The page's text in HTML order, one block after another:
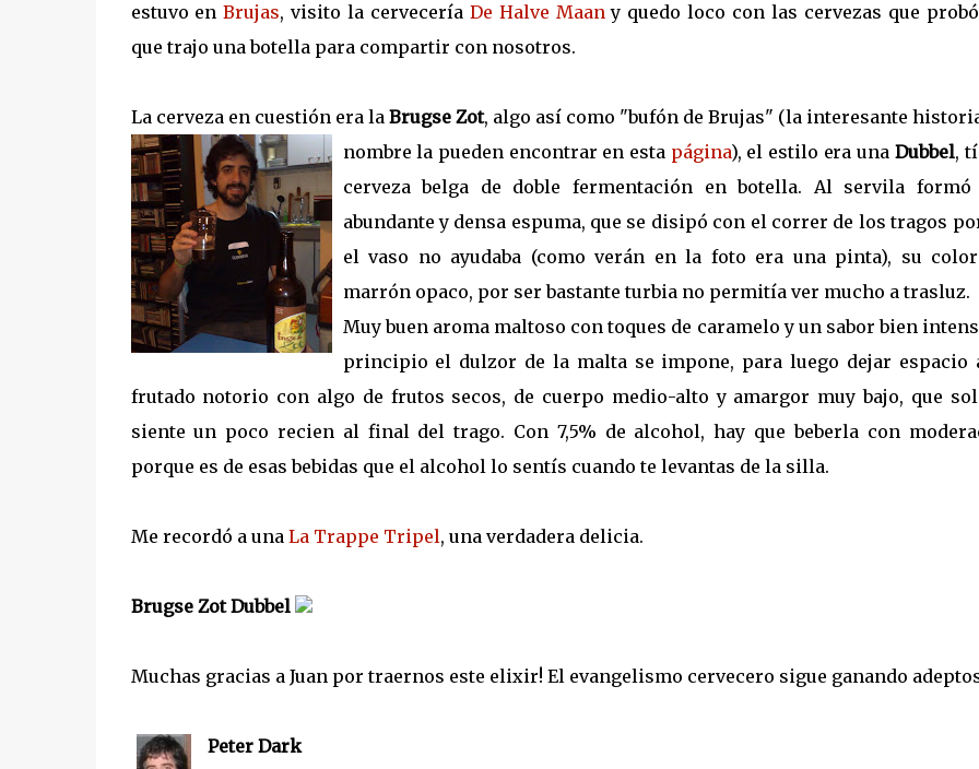
estuvo enBrujas, visito la cervecería De Halve Maany quedo loco con las cervezas que
que trajo una botella para compartir con nosotros.
La cerveza en cuestión era la Brugse Zot, algo así como "bufón de Brujas" (la interesante
nombre la pueden encontrar en esta página), el estilo era una Dubbel,
cerveza belga de doble fermentación en botella. Al servila formó
abundante y densa espuma, que se disipó con el correr de los tragos
el vaso no ayudaba (como verán en la foto era una pinta), su
marrón opaco, por ser bastante turbia no permitía ver mucho a trasluz.
Muy buen aroma maltoso con toques de caramelo y un sabor bien
principio el dulzor de la malta se impone, para luego dejar espacio
frutado notorio con algo de frutos secos, de cuerpo medio-alto y amargor muy bajo, que
siente un poco recien al final del trago. Con 7,5% de alcohol, hay que beberla con
porque es de esas bebidas que el alcohol lo sentís cuando te levantas de la silla.
Me recordó a una La Trappe Tripel, una verdadera delicia.
Brugse Zot Dubbel
Muchas gracias a Juan por traernos este elixir! El evangelismo cervecero sigue ganando
Peter Dark